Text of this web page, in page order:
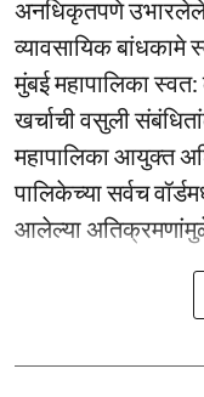
अनधिकृतपणे उभारलेले
व्यावसायिक बांधकामे
मुंबई महापालिका
खर्चाची वसुली
महापालिका आयुक्त
पालिकेच्या सर्वच
आलेल्या अतिक्रमणांमुळे